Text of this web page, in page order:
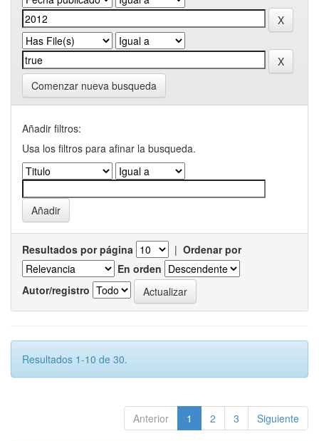
Comenzar nueva busqueda
Añadir filtros:
Usa los filtros para afinar la busqueda.
Resultados por página | Ordenar por
En orden
Autor/registro
Resultados 1-10 de 30.
Anterior 1 2 3 Siguiente